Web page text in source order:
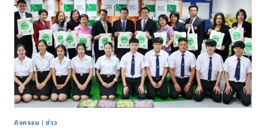
กิจกรรม |ข่าว